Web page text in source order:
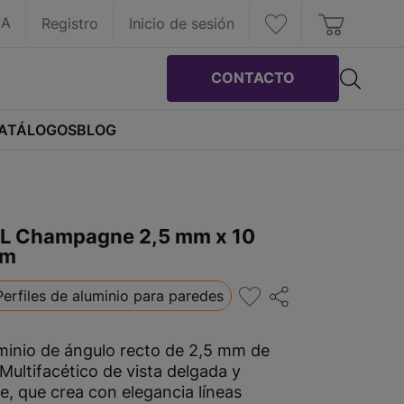
Registro Inicio de sesión
CONTACTO
BLOG
Champagne 2,5 mm x 10
de aluminio para paredes
de ángulo recto de 2,5 mm de
de vista delgada y
que crea con elegancia líneas